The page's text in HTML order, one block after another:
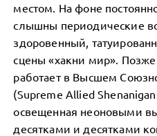
местом. На фоне
слышны периодические
здоровенный,
сцены «хакни мир».
работает в Высшем
(Supreme Allied
освещенная неоновыми
десятками и десятками